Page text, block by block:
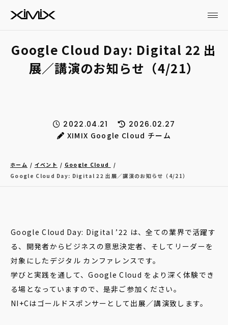
Google Cloud Day: Digital 22 出
展／講演のお知らせ（4/21）
2022.04.21
2026.02.27
XIMIX Google Cloud チーム
ホーム イベント
Google Cloud
Google Cloud Day: Digital 22 出展／講演のお知らせ（4/21）
Google Cloud Day: Digital ’22 は、全ての業界で活躍す
る、開発者からビジネスの意思決定者、そしてリーダーを
対象にしたデジタル カンファレンスです。
学びと実践を通して、Google Cloud をより深く体験でき
る場となっていますので、是非ご参加ください。
NI+Cはゴールドスポンサーとして出展／講演致します。